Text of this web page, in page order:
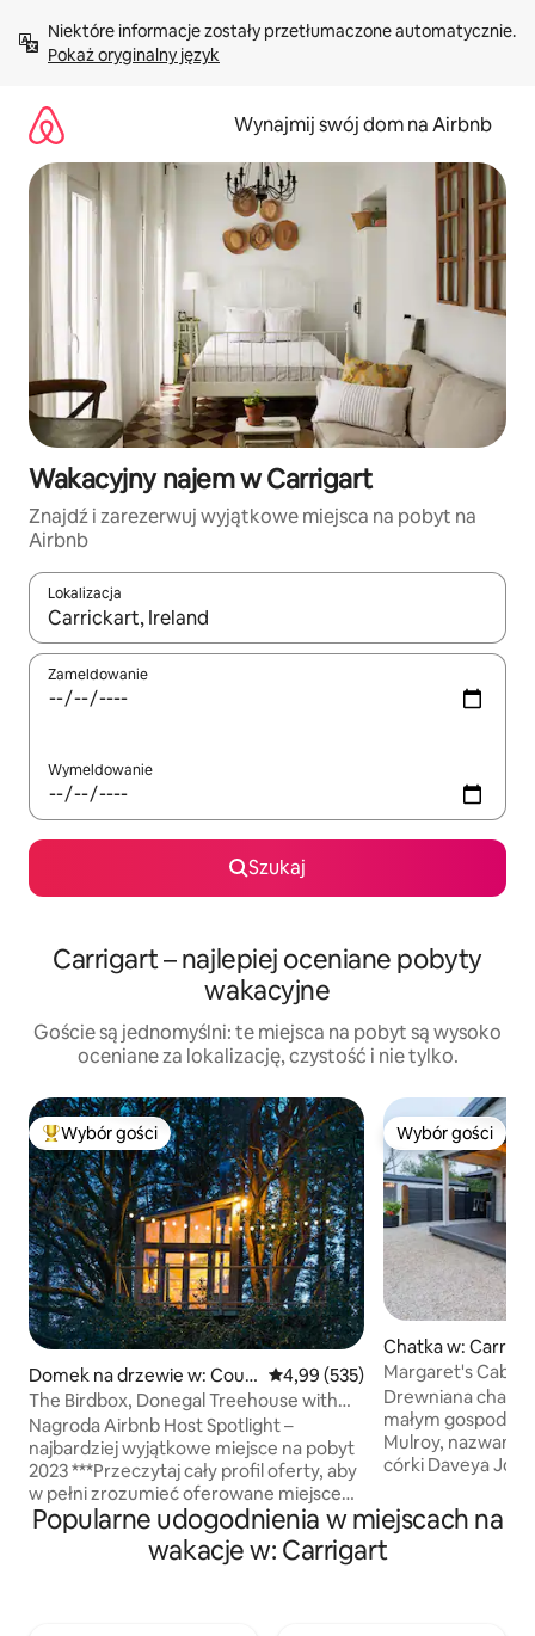
treści Pokaż oryginalny język
Wynajmij swój dom na Airbnb
Wakacyjny najem w Carrigart
Znajdź i zarezerwuj wyjątkowe miejsca na pobyt na
Airbnb
Lokalizacja
Gdy wyniki będą dostępne, możesz poruszać się po nich za
Zameldowanie
Wymeldowanie
Szukaj
Carrigart – najlepiej oceniane pobyty
wakacyjne
Goście są jednomyślni: te miejsca na pobyt są wysoko
oceniane za lokalizację, czystość i nie tylko.
Najpopularniejsze z kategorii Wybór gości
Wybór gości
Domek na drzewie w: Coun
ty Donegal
Średnia ocena: 4,99 na 5, liczba
4,99 (535)
The Birdbox, Donegal Treehouse with
Glenveagh view
Nagroda Airbnb Host Spotlight –
najbardziej wyjątkowe miejsce na pobyt
2023 ***Przeczytaj cały profil oferty, aby
w pełni zrozumieć oferowane miejsce
przed dokonaniem rezerwacji.***
Birdbox w Neadú to przytulny, ręcznie
wykonany domek na drzewie położony
Wybór gości
Wybór gości
Chatka w:
Margaret's Cabin
zatokę Mulroy
Drewniana chata
małym
Mulroy, nazwana
córki Daveya
bardziej
w kolorze
sofa, zagłówek z
Popularne udogodnienia w miejscach na
wakacje w: Carrigart